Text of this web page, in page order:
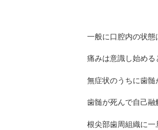
一般に口腔内の状態
痛みは意識し始める
無症状のうちに歯髄
歯髄が死んで自己融
根尖部歯周組織に